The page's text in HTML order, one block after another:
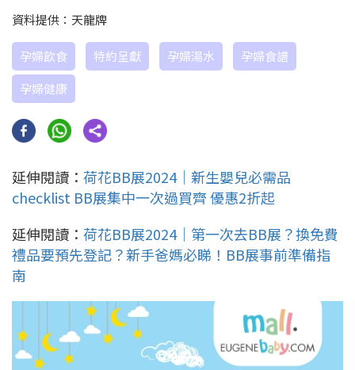
資料提供：天龍牌
孕婦飲食 特約呈獻 孕婦湯水
孕婦食譜
孕婦健康
延伸閱讀： 荷花BB展2024｜新生嬰兒必需品
checklist BB展集中一次過買齊 優惠2折起
延伸閱讀： 荷花BB展2024｜第一次去BB展？換免費
禮品要預先登記？新手爸媽必睇！BB展事前準備指
南